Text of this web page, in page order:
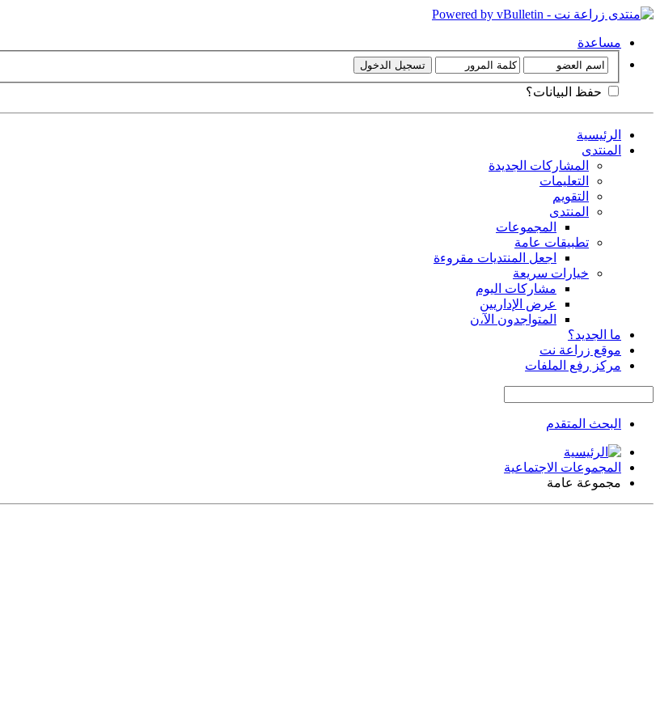
مساعدة
حفظ البيانات؟
الرئيسية
المنتدى
المشاركات الجديدة
التعليمات
التقويم
المنتدى
المجموعات
تطبيقات عامة
اجعل المنتديات مقروءة
خيارات سريعة
مشاركات اليوم
عرض الإداريين
المتواجدون الآ،ن
ما الجديد؟
موقع زراعة نت
مركز رفع الملفات
البحث المتقدم
المجموعات الاجتماعية
مجموعة عامة